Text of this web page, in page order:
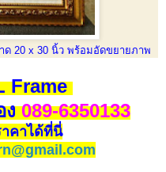
ด 20 x 30 นิ้ว พร้อมอัดขยายภาพ
Frame
ง089-6350133
คาได้ที่นี่